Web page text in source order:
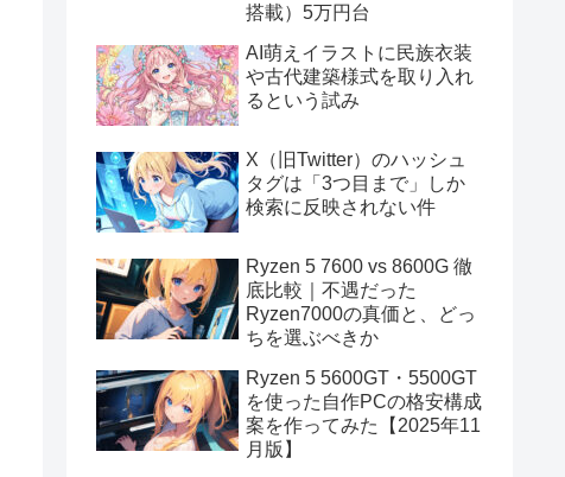
搭載）5万円台
AI萌えイラストに民族衣装
や古代建築様式を取り入れ
るという試み
X（旧Twitter）のハッシュ
タグは「3つ目まで」しか
検索に反映されない件
Ryzen 5 7600 vs 8600G 徹
底比較｜不遇だった
Ryzen7000の真価と、どっ
ちを選ぶべきか
Ryzen 5 5600GT・5500GT
を使った自作PCの格安構成
案を作ってみた【2025年11
月版】